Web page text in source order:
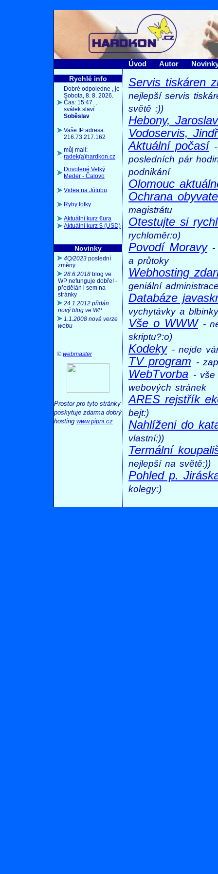
Úvod Autor
Rychlé info
Dobré odpoledne , je
Sobota, 8. 8. 2026.
Čas: 15:47. ,
svátek slaví
Soběslav
Vaše IP adresa:
216.73.217.162
můj mail:
radek(a)hardkon.cz
Dovolené Velký
Meder - Čalovo
Videa na Jůtubu
Ryby fotky
Aktuální kurz €ura
Aktuální kurz $ (USD)
Novinky
4Q/2023 poslední
změny
28.6.2018 blog ve
WP nefunguje dobře! -
předělán i sem na
stránky
24.1.2012 přidán
nový blog ve WP
1.1.2008 nová verze
webu
© webmaster
Prostor pro tyto stránky
poskytuje zdarma dobrý
hosting www.pipni.cz
Servis tiskáren
nejlepší servis
světě :))
Hebony,
Vodoservis,
Aktuální počasí
posledních pár
podnikání
Olomouc
Ochrana
magistrátu
Otestujte si
rychloměr:o)
Povodí Moravy -
a průtoky
Webhosting
geniální
Databáze
vychytávky a
Vše o WWW -
skriptu?:o)
Kodeky - nejde
TV program -
WebTvorba - vše
webových stránek
ARES rejstřík
bejt:)
Nahlíženi do
vlastní:))
Termální
nejlepší na světě:))
Pohled p.
kolegy:)